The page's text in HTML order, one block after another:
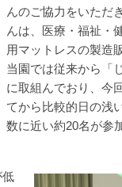
んのご協力をいただ
んは、医療・福祉・
用マットレスの製造
当園では従来から「
に取組んでおり、今
てから比較的日の浅
数に近い約20名が参
低